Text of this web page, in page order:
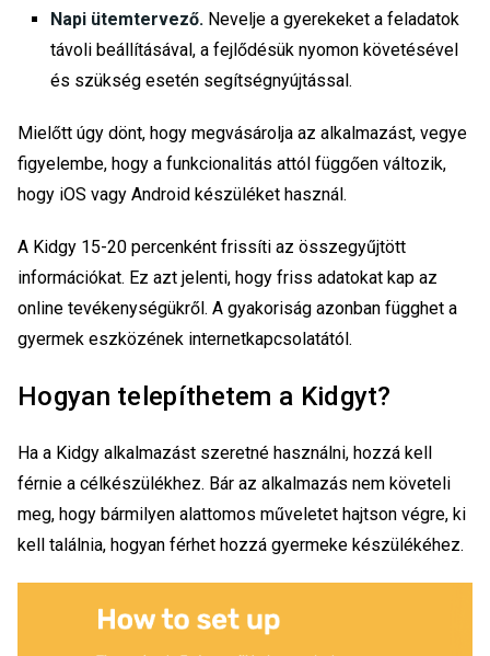
Napi ütemtervező. Nevelje a gyerekeket a feladatok
távoli beállításával, a fejlődésük nyomon követésével
és szükség esetén segítségnyújtással.
Mielőtt úgy dönt, hogy megvásárolja az alkalmazást, vegye
figyelembe, hogy a funkcionalitás attól függően változik,
hogy iOS vagy Android készüléket használ.
A Kidgy 15-20 percenként frissíti az összegyűjtött
információkat. Ez azt jelenti, hogy friss adatokat kap az
online tevékenységükről. A gyakoriság azonban függhet a
gyermek eszközének internetkapcsolatától.
Hogyan telepíthetem a Kidgyt?
Ha a Kidgy alkalmazást szeretné használni, hozzá kell
férnie a célkészülékhez. Bár az alkalmazás nem követeli
meg, hogy bármilyen alattomos műveletet hajtson végre, ki
kell találnia, hogyan férhet hozzá gyermeke készülékéhez.